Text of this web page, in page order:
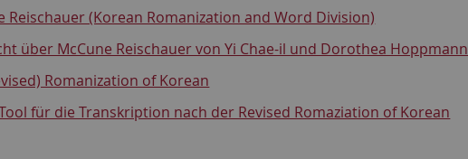
Reischauer (Korean Romanization and Word Division)
über McCune Reischauer von Yi Chae-il und Dorothea Hoppmann
Romanization of Korean
für die Transkription nach der Revised Romaziation of Korean